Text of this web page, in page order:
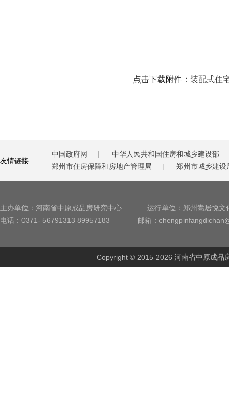
点击下载附件： 装配式住
友情链接
中国政府网 |
中华人民共和国住房和城乡建设部
郑州市住房保障和房地产管理局
| 郑州市城乡建设
主办单位：河南省中原成品房研究中心
运行单位：郑州嵩居悦文
电话：0371- 56791313 89957183
邮箱：
Copyright © 2015-2026 河南省中原成品